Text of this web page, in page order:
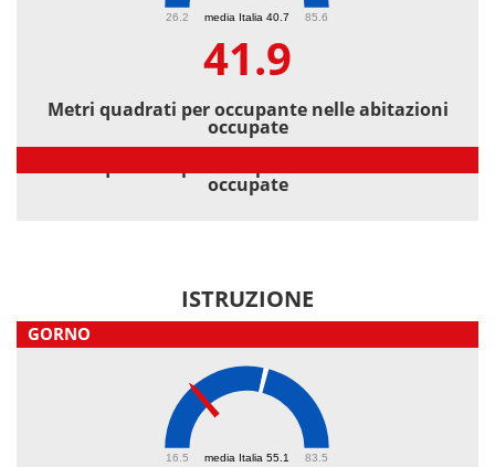
media Italia 40.7
26.2 85.6
41.9
Metri quadrati per occupante nelle abitazioni
occupate
occupate
ISTRUZIONE
GORNO
media Italia 55.1
16.5 83.5